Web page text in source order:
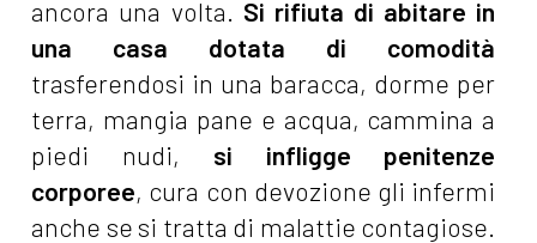
ancora una volta. Si rifiuta di abitare in
una casa dotata di comodità
trasferendosi in una baracca, dorme per
terra, mangia pane e acqua, cammina a
piedi nudi, si infligge penitenze
corporee, cura con devozione gli infermi
anche se si tratta di malattie contagiose.